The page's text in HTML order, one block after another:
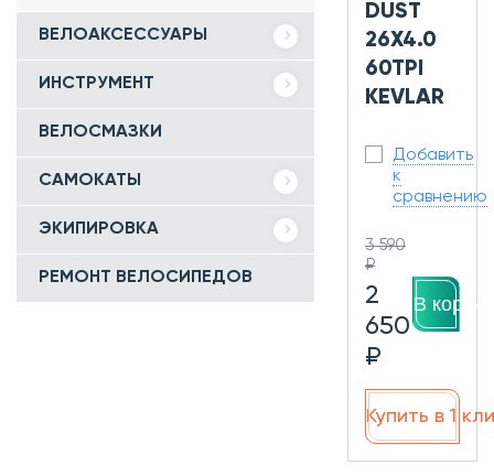
ВЕЛОАКСЕССУАРЫ
ИНСТРУМЕНТ
ВЕЛОСМАЗКИ
САМОКАТЫ
ЭКИПИРОВКА
РЕМОНТ ВЕЛОСИПЕДОВ
DUST
26X4.0
60TPI
KEVLAR
Добавить
к
сравнению
3 590
₽
2
650
₽
В
Купить в 1